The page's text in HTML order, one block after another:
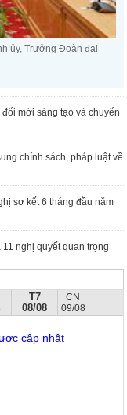
ủy, Trưởng Đoàn đại
mới sáng tạo và chuyển
chính sách, pháp luật về
sơ kết 6 tháng đầu năm
nghị quyết quan trọng
T7
08/08
CN
09/08
cập nhật